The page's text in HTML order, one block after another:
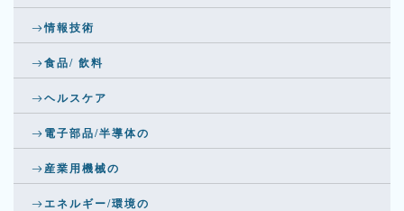
情報技術
食品/ 飲料
ヘルスケア
電子部品/半導体の
産業用機械の
エネルギー/環境の